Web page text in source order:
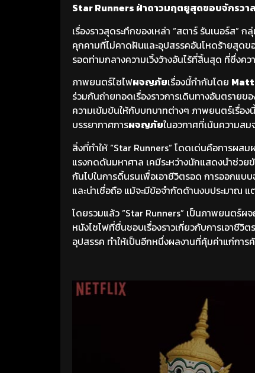
Star Runners ฝ่าดาวมฤตยูสุดขอบจักรวา
เรื่องราวสุดระทึกของเหล่า “สตาร์ รันเนอร์ส
คุกคามที่ไม่คาดฝันและอุปสรรคอันโหดร้ายสุด
รอดท่ามกลางความเวิ้งว้างอันไร้ที่สิ้นสุด ที่ซึ่งค
ภาพยนตร์ไซไฟผจญภัยเรื่องนี้กำกับโดย
ร่วมกันถ่ายทอดเรื่องราวการเดินทางอันตรา
ความเข้มข้นให้กับบทบาทต่างๆ ภาพยนตร์เรื่อ
บรรยากาศการผจญภัยในอวกาศที่เน้นความส
สิ่งที่ทำให้ “Star Runners” โดดเด่นคือการผสม
แรงกดดันมหาศาล เคมีระหว่างนักแสดงนำช่วย
กันไปในการดิ้นรนเพื่อเอาชีวิตรอด การออกแบ
และน่าเชื่อถือ แม้จะมีข้อจำกัดด้านงบประมาณ
โดยรวมแล้ว “Star Runners” เป็นภาพยนตร์
หนังไซไฟที่ชื่นชอบเรื่องราวเกี่ยวกับการเอาชีวิ
อุปสรรค ทำให้เป็นอีกหนึ่งผลงานที่คุ้มค่าแก่กา